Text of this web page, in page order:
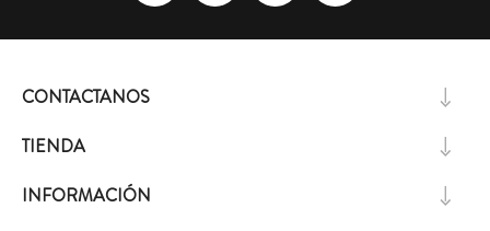
CONTACTANOS
TIENDA
INFORMACIÓN